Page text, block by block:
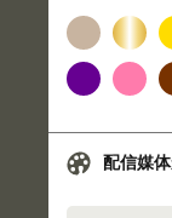
配信媒